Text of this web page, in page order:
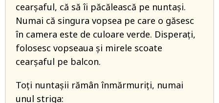
cearșaful, că să îi păcălească pe nuntași.
Numai că singura vopsea pe care o găsesc
în camera este de culoare verde. Disperați,
folosesc vopseaua și mirele scoate
cearșaful pe balcon.
Toți nuntașii rămân înmărmuriți, numai
unul striga: